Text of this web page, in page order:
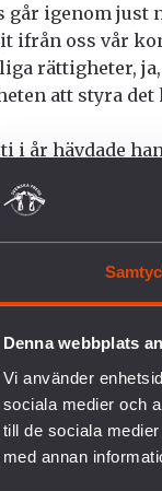
Denna webbplats
Vi använder
sociala medier och
till de sociala
med annan
går igenom just
ifrån oss vår
rättigheter,
att styra det
i år hävdade
belarusier, som
gick ut på
att visa att
Men
följa var
gripna,
dödade. Och
vill inte ha
och vilja att
de ansvariga